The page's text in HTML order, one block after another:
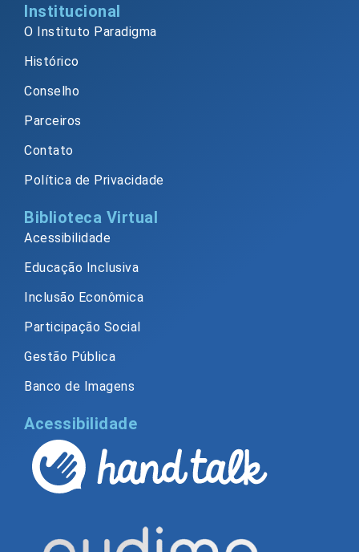
Institucional
O Instituto Paradigma
Histórico
Conselho
Parceiros
Contato
Política de Privacidade
Biblioteca Virtual
Acessibilidade
Educação Inclusiva
Inclusão Econômica
Participação Social
Gestão Pública
Banco de Imagens
Acessibilidade